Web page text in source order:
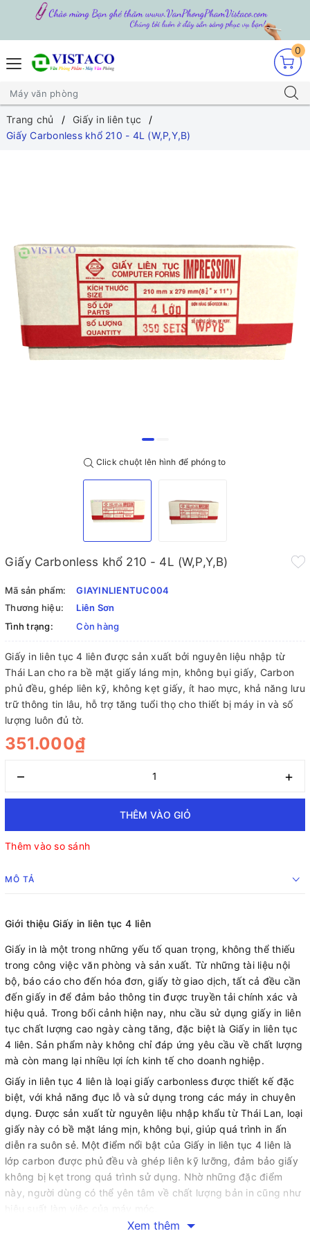
0
Trang chủ
Giấy in liên tục
Giấy Carbonless khổ 210 - 4L (W,P,Y,B)
Click chuột lên hình để phóng to
Giấy Carbonless khổ 210 - 4L (W,P,Y,B)
Mã sản phẩm:
GIAYINLIENTUC004
Thương hiệu:
Liên Sơn
Tình trạng:
Còn hàng
Giấy in liên tục 4 liên được sản xuất bởi nguyên liệu nhập từ
Thái Lan cho ra bề mặt giấy láng mịn, không bụi giấy, Carbon
phủ đều, ghép liên kỹ, không kẹt giấy, ít hao mực, khả năng lưu
trữ thông tin lâu, hỗ trợ tăng tuổi thọ cho thiết bị máy in và số
lượng luôn đủ tờ.
351.000₫
– +
THÊM VÀO GIỎ
Thêm vào so sánh
MÔ TẢ
Giới thiệu Giấy in liên tục 4 liên
Giấy in là một trong những yếu tố quan trọng, không thể thiếu
trong công việc văn phòng và sản xuất. Từ những tài liệu nội
bộ, báo cáo cho đến hóa đơn, giấy tờ giao dịch, tất cả đều cần
đến giấy in để đảm bảo thông tin được truyền tải chính xác và
hiệu quả. Trong bối cảnh hiện nay, nhu cầu sử dụng giấy in liên
tục chất lượng cao ngày càng tăng, đặc biệt là Giấy in liên tục
4 liên. Sản phẩm này không chỉ đáp ứng yêu cầu về chất lượng
mà còn mang lại nhiều lợi ích kinh tế cho doanh nghiệp.
Giấy in liên tục 4 liên là loại giấy carbonless được thiết kế đặc
biệt, với khả năng đục lỗ và sử dụng trong các máy in chuyên
dụng. Được sản xuất từ nguyên liệu nhập khẩu từ Thái Lan, loại
giấy này có bề mặt láng mịn, không bụi, giúp quá trình in ấn
diễn ra suôn sẻ. Một điểm nổi bật của Giấy in liên tục 4 liên là
lớp carbon được phủ đều và ghép liên kỹ lưỡng, đảm bảo giấy
không bị kẹt trong quá trình sử dụng. Nhờ những đặc điểm
này, người dùng có thể yên tâm về chất lượng bản in cũng như
Lợi ích của Giấy in liên tục 4 liên
Xem thêm